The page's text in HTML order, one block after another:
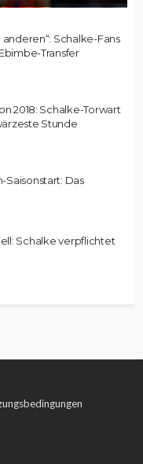
anderen“: Schalke-Fans
Transfer
2018: Schalke-Torwart
Stunde
Saisonstart: Das
Schalke verpflichtet